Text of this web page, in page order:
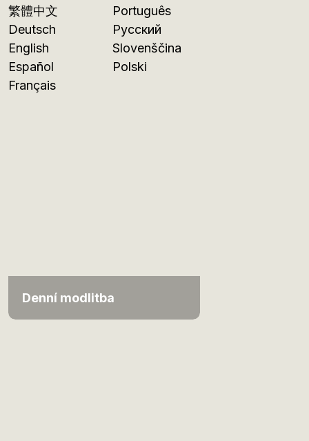
繁體中文
Deutsch
English
Español
Français
Português
Русский
Slovenščina
Polski
Denní modlitba